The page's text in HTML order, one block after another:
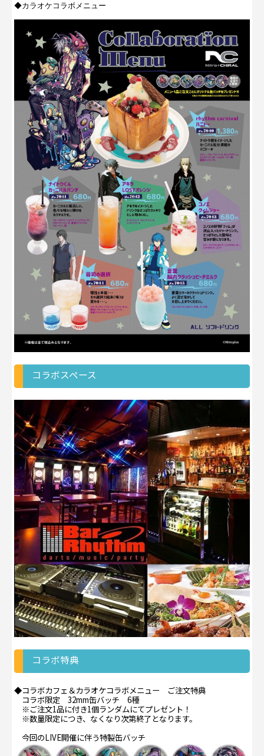
◆カラオケコラボメニュー
コラボスペース
コラボ特典
◆コラボカフェ＆カラオケコラボメニュー ご注文特典
コラボ限定 32mm缶バッチ 6種
※ご注文1品に付き1個ランダムにてプレゼント！
※数量限定につき、なくなり次第終了となります。
今回のLIVE開催に伴う特製缶バッチ